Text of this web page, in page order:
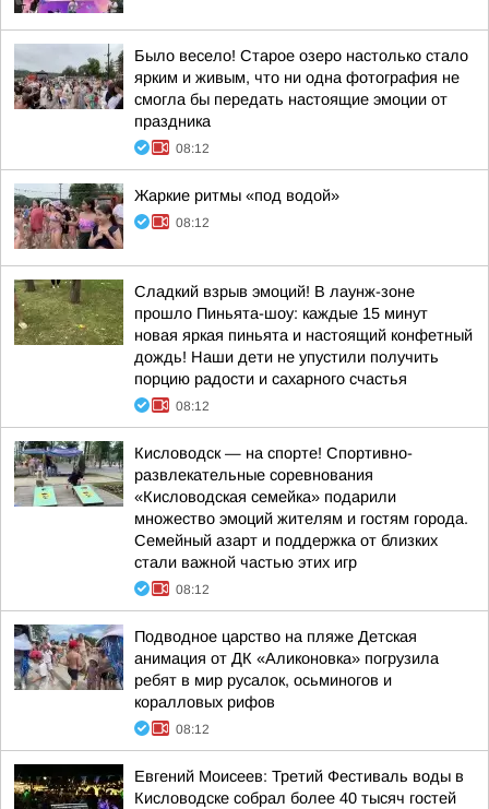
Было весело! Старое озеро настолько стало
ярким и живым, что ни одна фотография не
смогла бы передать настоящие эмоции от
праздника
08:12
Жаркие ритмы «под водой»
08:12
Сладкий взрыв эмоций! В лаунж-зоне
прошло Пиньята-шоу: каждые 15 минут
новая яркая пиньята и настоящий конфетный
дождь! Наши дети не упустили получить
порцию радости и сахарного счастья
08:12
Кисловодск — на спорте! Спортивно-
развлекательные соревнования
«Кисловодская семейка» подарили
множество эмоций жителям и гостям города.
Семейный азарт и поддержка от близких
стали важной частью этих игр
08:12
Подводное царство на пляже Детская
анимация от ДК «Аликоновка» погрузила
ребят в мир русалок, осьминогов и
коралловых рифов
08:12
Евгений Моисеев: Третий Фестиваль воды в
Кисловодске собрал более 40 тысяч гостей